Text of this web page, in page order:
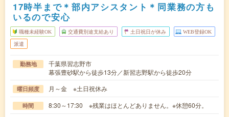
17時半まで＊部内アシスタント＊同業務の方も
いるので安心
職種未経験OK 交通費別途支給あり 土日祝日が休み WEB登録OK
派遣
勤務地
千葉県習志野市
幕張豊砂駅から徒歩13分／新習志野駅から徒歩20分
曜日頻度 月～金 ※土日祝休み
時間 8:30～17:30 ※残業はほとんどありません。※休憩60分。